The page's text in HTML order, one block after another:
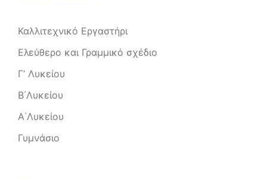
Καλλιτεχνικό Εργαστήρι
Ελεύθερο και Γραμμικό σχέδιο
Γ’ Λυκείου
Β΄Λυκείου
Α΄Λυκείου
Γυμνάσιο